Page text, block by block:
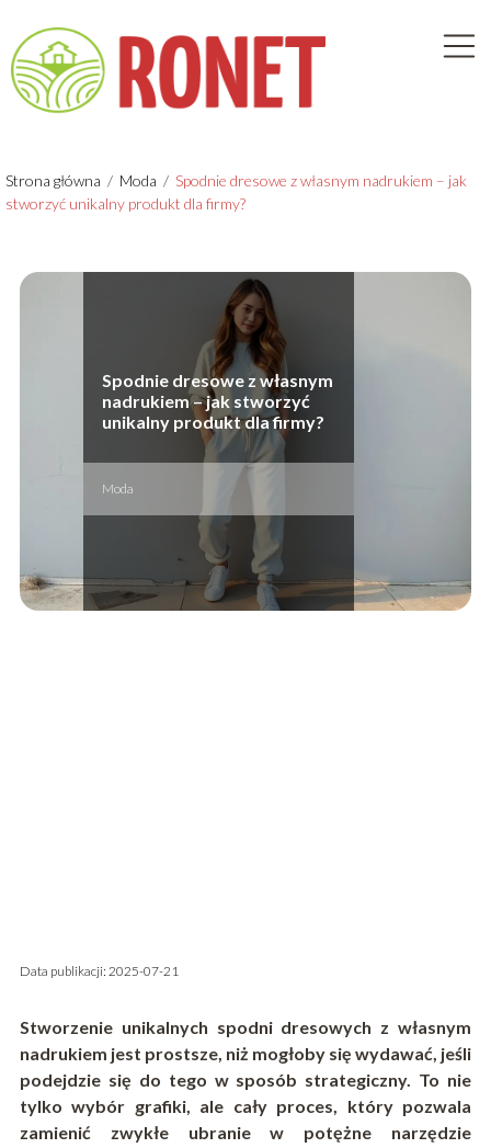
Strona główna / Moda / Spodnie dresowe z własnym nadrukiem – jak
stworzyć unikalny produkt dla firmy?
Spodnie dresowe z własnym
nadrukiem – jak stworzyć
unikalny produkt dla firmy?
Moda
Data publikacji: 2025-07-21
Stworzenie unikalnych spodni dresowych z własnym
nadrukiem jest prostsze, niż mogłoby się wydawać, jeśli
podejdzie się do tego w sposób strategiczny. To nie
tylko wybór grafiki, ale cały proces, który pozwala
zamienić zwykłe ubranie w potężne narzędzie